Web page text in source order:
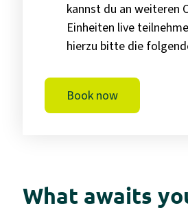
What awaits
kannst du an weiteren
Einheiten live
hierzu bitte die
Book now